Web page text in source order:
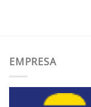
EMPRESA